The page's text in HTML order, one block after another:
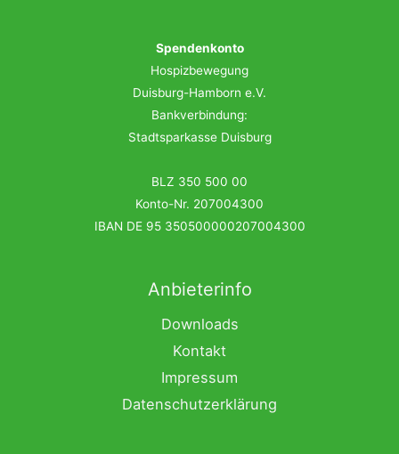
Spendenkonto
Hospizbewegung
Duisburg-Hamborn e.V.
Bankverbindung:
Stadtsparkasse Duisburg
BLZ 350 500 00
Konto-Nr. 207004300
IBAN DE 95 350500000207004300
Anbieterinfo
Downloads
Kontakt
Impressum
Datenschutzerklärung